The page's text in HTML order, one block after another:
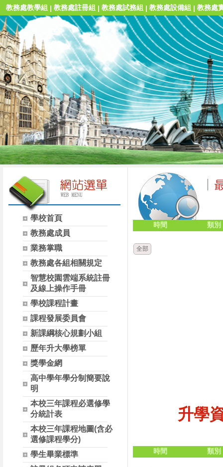
教務處教學組 | 教務處註冊組 | 教務處試務組 | 教務處設備組 | 教務處
學校首頁
教務處成員
業務掌職
教務處各組相關規定
智慧校園雲端系統註冊
及線上操作手冊
學校課程計畫
課程發展委員會
新課綱核心規劃小組
歷年升大學榜單
獎學金網
高中學年學分制簡要說
明
本校三年課程必選修學
分統計表
本校三年課程地圖(含必
選修課程學分)
學生畢業標準
時間 類別
全部
升學
時間 類別